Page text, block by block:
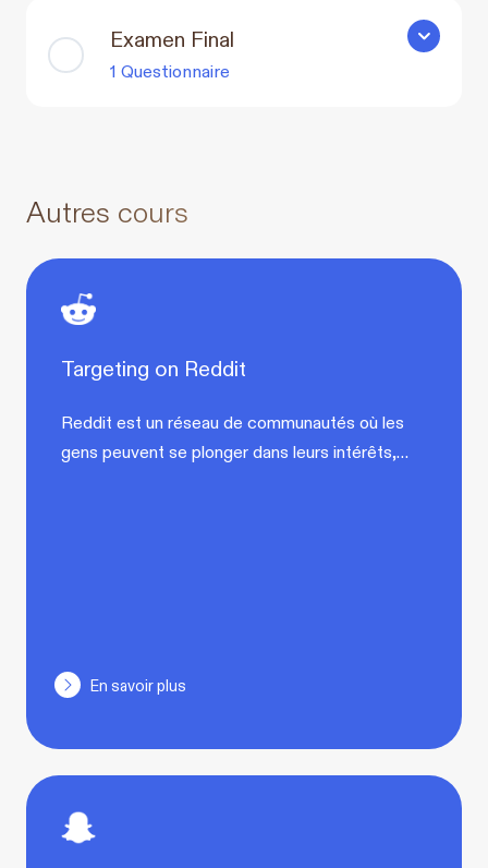
Examen Final
1 Questionnaire
Examen
Autres cours
Targeting on Reddit
Reddit est un réseau de communautés où les
gens peuvent se plonger dans leurs intérêts,…
En savoir plus